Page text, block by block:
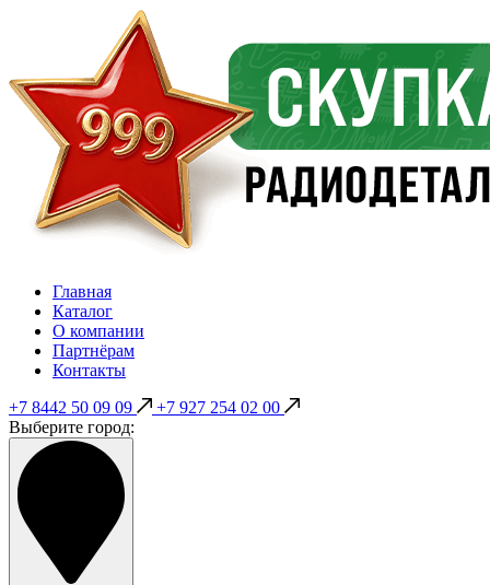
Главная
Каталог
О компании
Партнёрам
Контакты
+7 8442 50 09 09
+7 927 254 02 00
Выберите город: